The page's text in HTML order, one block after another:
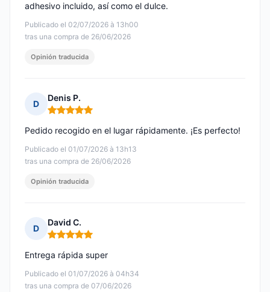
Publicado el 02/07/2026 à 13h00
tras una compra de 26/06/2026
adhesivo incluido, así como el dulce.
Opinión traducida
D
Denis P.
Nota: 5 de 5
Publicado el 01/07/2026 à 13h13
tras una compra de 26/06/2026
Pedido recogido en el lugar rápidamente. ¡Es perfecto!
Opinión traducida
D
David C.
Nota: 5 de 5
Publicado el 01/07/2026 à 04h34
tras una compra de 07/06/2026
Entrega rápida super